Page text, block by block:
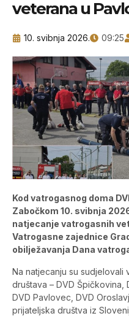
veterana u
10. svibnja 2026. 09:25
Kod vatrogasnog doma
Zabočkom 10. svibnja
natjecanje vatrogasnih
Vatrogasne zajednice
obilježavanja Dana
Na natjecanju su
društava – DVD Špičkovina,
DVD Pavlovec, DVD
prijateljska društva iz